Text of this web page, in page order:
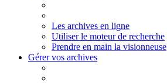
Les archives en ligne
Utiliser le moteur de recherche
Prendre en main la visionneuse
Gérer vos archives